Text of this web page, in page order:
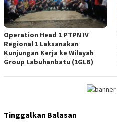
Operation Head 1 PTPN IV
Regional 1 Laksanakan
Kunjungan Kerja ke Wilayah
Group Labuhanbatu (1GLB)
Tinggalkan Balasan